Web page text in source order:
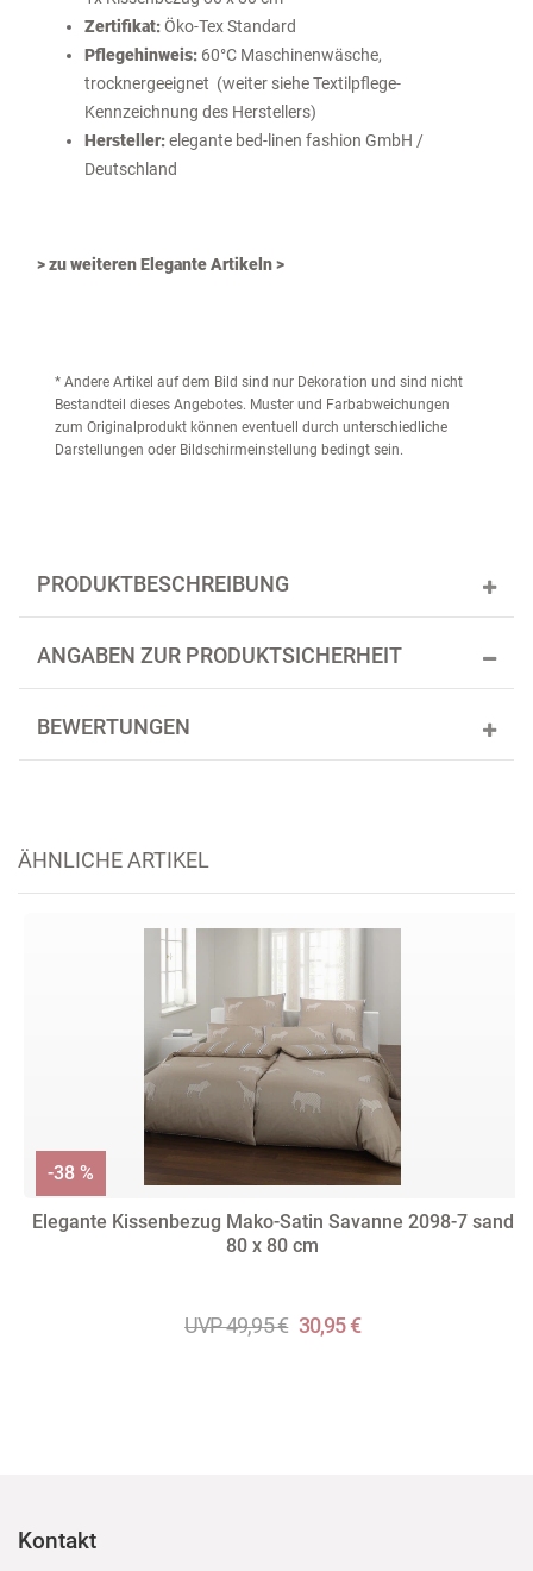
Zertifikat:Öko-Tex Standard
Pflegehinweis: 60°C Maschinenwäsche,
trocknergeeignet (weiter siehe Textilpflege-
Kennzeichnung des Herstellers)
Hersteller:elegante bed-linen fashion GmbH /
Deutschland
> zu weiteren Elegante Artikeln >
* Andere Artikel auf dem Bild sind nur Dekoration und sind nicht
Bestandteil dieses Angebotes. Muster und Farbabweichungen
zum Originalprodukt können eventuell durch unterschiedliche
Darstellungen oder Bildschirmeinstellung bedingt sein.
PRODUKTBESCHREIBUNG
ANGABEN ZUR PRODUKTSICHERHEIT
BEWERTUNGEN
ÄHNLICHE ARTIKEL
Elegante Kissenbezug Mako-Satin Savanne 2098-7 sand
80 x 80 cm
UVP 49,95 € 30,95 €
-38 %
Kontakt